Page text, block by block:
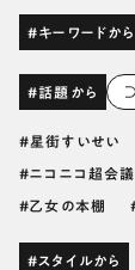
#キーワードから
#話題から
星街すいせい
ニコニコ超会議
乙女の本棚
#スタイルから